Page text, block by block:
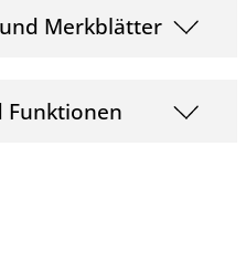
Merkblätter
Funktionen